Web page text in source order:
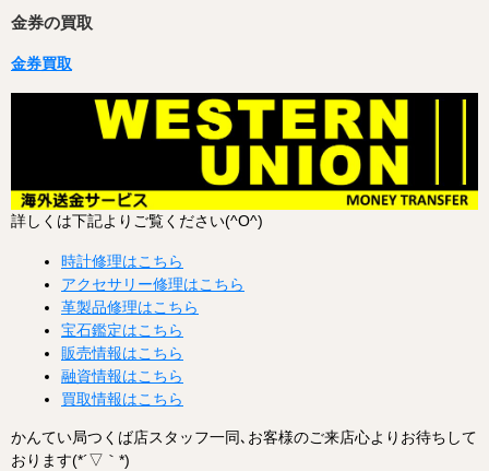
金券の買取
金券買取
詳しくは下記よりご覧ください(^O^)
時計修理はこちら
アクセサリー修理はこちら
革製品修理はこちら
宝石鑑定はこちら
販売情報はこちら
融資情報はこちら
買取情報はこちら
かんてい局つくば店スタッフ一同､お客様のご来店心よりお待ちして
おります(*´▽｀*)